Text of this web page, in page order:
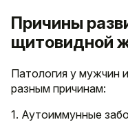
Причины
щитовидной
Патология у мужчин
разным причинам:
1. Аутоиммунные